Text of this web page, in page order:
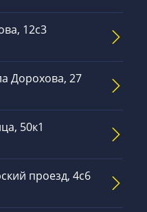
12с3
Дорохова, 27
50к1
проезд, 4с6